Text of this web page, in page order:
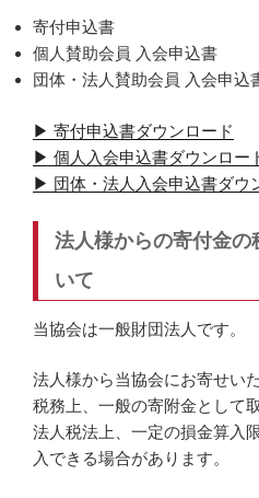
寄付申込書
個人賛助会員 入会申込書
団体・法人賛助会員 入会申込
▶ 寄付申込書ダウンロード
▶ 個人入会申込書ダウンロー
▶ 団体・法人入会申込書ダウ
法人様からの寄付金
いて
当協会は一般財団法人です。
法人様から当協会にお寄せい
税務上、一般の寄附金として
法人税法上、一定の損金算入
入できる場合があります。